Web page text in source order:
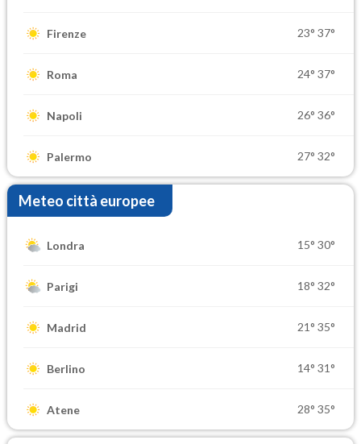
Firenze 23° 37°
Roma 24° 37°
Napoli 26° 36°
Palermo 27° 32°
Meteo città europee
Londra 15° 30°
Parigi 18° 32°
Madrid 21° 35°
Berlino 14° 31°
Atene 28° 35°